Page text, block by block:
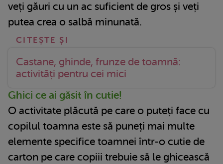
veți găuri cu un ac suficient de gros și veți
putea crea o salbă minunată.
Castane, ghinde, frunze de toamnă:
activități pentru cei mici
Ghici ce ai găsit în cutie!
O activitate plăcută pe care o puteți face cu
copilul toamna este să puneți mai multe
elemente specifice toamnei într-o cutie de
carton pe care copiii trebuie să le ghicească